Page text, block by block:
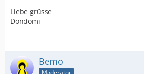
Liebe grüsse
Dondomi
Bemo